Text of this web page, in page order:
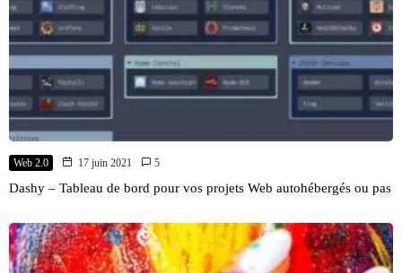
Web 2.0 17 juin 2021 5
Dashy – Tableau de bord pour vos projets Web autohébergés ou pas